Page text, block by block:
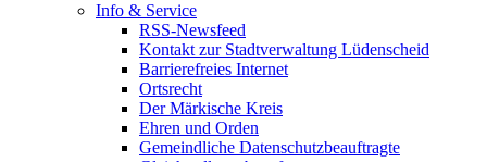
Info & Service
RSS-Newsfeed
Kontakt zur Stadtverwaltung Lüdenscheid
Barrierefreies Internet
Ortsrecht
Der Märkische Kreis
Ehren und Orden
Gemeindliche Datenschutzbeauftragte